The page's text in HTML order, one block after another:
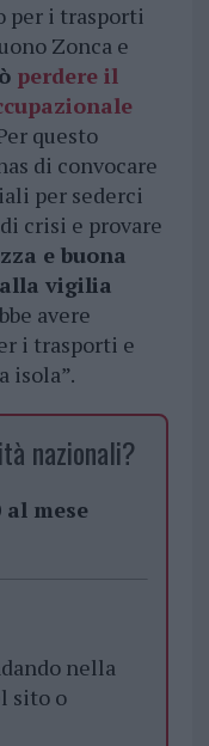
per i trasporti
Zonca e
perdere il
questo
di convocare
per sederci
crisi e provare
e buona
vigilia
avere
i trasporti e
isola”.
nazionali?
al mese
nella
sito o